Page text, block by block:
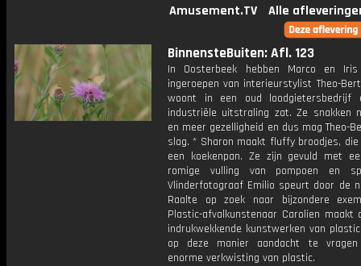
Amusement.TV
Alle
BinnensteBuiten: Afl. 123
In Oosterbeek hebben Marco en
ingeroepen van interieurstylist Theo-
woont in een oud
industriële uitstraling zat. Ze snakken
en meer gezelligheid en dus mag Theo-
slag. * Sharon maakt fluffy broodjes,
een koekenpan. Ze zijn gevuld met
romige vulling van pompoen en
Vlinderfotograaf Emilio speurt door de
Raalte op zoek naar bijzondere
Plastic-afvalkunstenaar Carolien maakt
indrukwekkende kunstwerken van
op deze manier aandacht te
enorme verkwisting van plastic.